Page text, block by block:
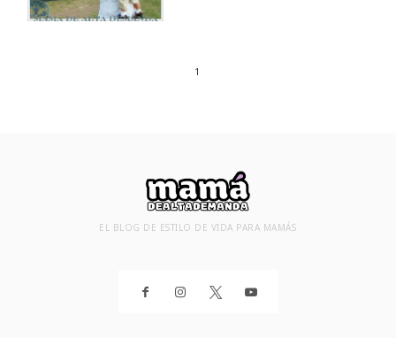
1
EL BLOG DE ESTILO DE VIDA PARA MAMÁS